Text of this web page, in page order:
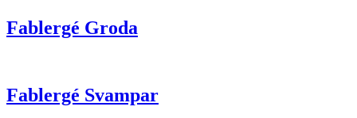
Fablergé Groda
Fablergé Svampar